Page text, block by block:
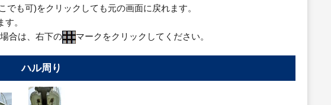
も可)をクリックしても元の画面に戻れます。
。
合は、右下の
マークをクリックしてください。
ハル周り